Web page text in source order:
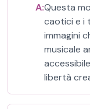
A:Questa
caotici e i
immagini
musicale
libertà